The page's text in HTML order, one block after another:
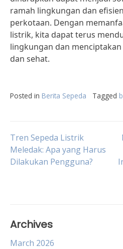
ramah lingkungan dan
perkotaan. Dengan
listrik, kita dapat terus
lingkungan dan
dan sehat.
Posted in Berita Sepeda Tagged
Post
navigation
Tren Sepeda Listrik
Meledak: Apa yang Harus
Dilakukan Pengguna?
Archives
March 2026